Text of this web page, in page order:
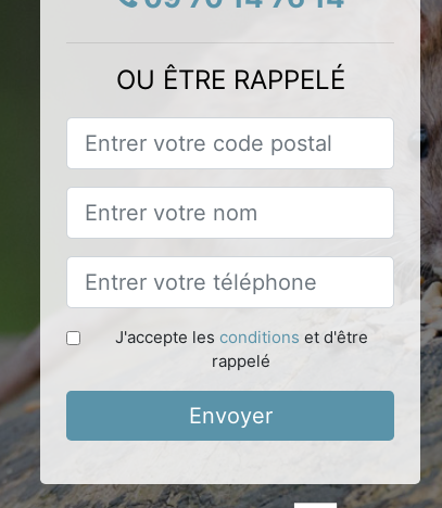
OU ÊTRE RAPPELÉ
J'accepte les conditions et d'être
rappelé
Envoyer